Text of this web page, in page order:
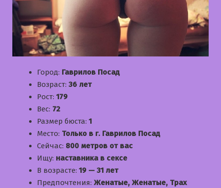
Город: Гаврилов Посад
Возраст: 36 лет
Рост: 179
Вес: 72
Размер бюста: 1
Место: Только в г. Гаврилов Посад
Сейчас: 800 метров от вас
Ищу: наставника в сексе
В возрасте: 19 — 31 лет
Предпочтения: Женатые, Женатые, Трах